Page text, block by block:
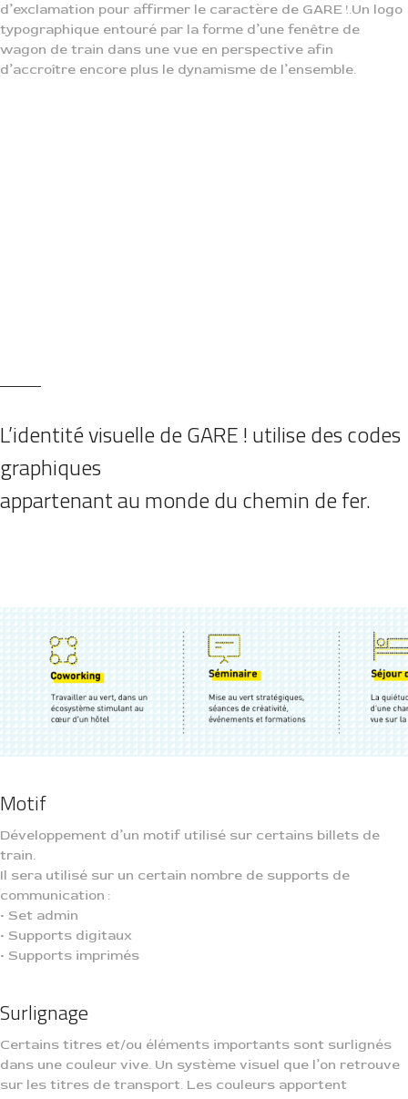
d’exclamation pour affirmer le caractère de GARE !.Un logo
typographique entouré par la forme d’une fenêtre de
wagon de train dans une vue en perspective afin
d’accroître encore plus le dynamisme de l’ensemble.
L’identité visuelle de GARE ! utilise des codes
graphiques
appartenant au monde du chemin de fer.
Motif
Développement d’un motif utilisé sur certains billets de
train.
Il sera utilisé sur un certain nombre de supports de
communication :
• Set admin
• Supports digitaux
• Supports imprimés
Surlignage
Certains titres et/ou éléments importants sont surlignés
dans une couleur vive. Un système visuel que l’on retrouve
sur les titres de transport. Les couleurs apportent